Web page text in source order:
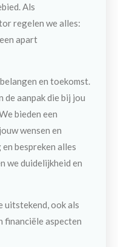
Als
regelen we alles:
apart
en toekomst.
de aanpak die bij jou
bieden een
wensen en
bespreken alles
we duidelijkheid en
uitstekend, ook als
financiële aspecten